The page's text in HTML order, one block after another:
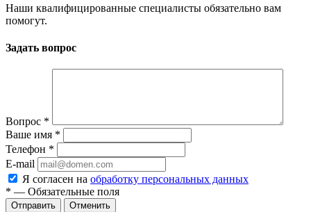
Наши квалифицированные специалисты обязательно вам
помогут.
Задать вопрос
Вопрос *
Ваше имя *
Телефон *
E-mail
Я согласен на обработку персональных данных
* — Обязательные поля
Отменить